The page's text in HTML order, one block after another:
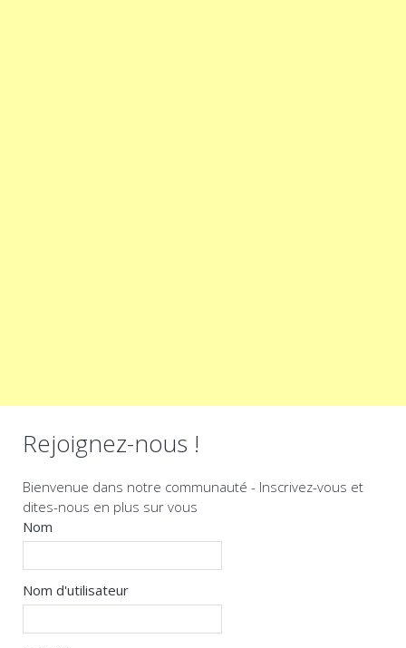
Rejoignez-nous !
Bienvenue dans notre communauté - Inscrivez-vous et
dites-nous en plus sur vous
Nom
Nom d'utilisateur